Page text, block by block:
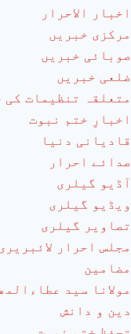
اخبار الاحرار
مرکزی خبریں
صوبائی خبریں
ضلعی خبریں
متعلقہ تنظیمات کی
اخبارِ ختم نبوت
قادیانی دنیا
صدائے احرار
آڈیو گیلری
ویڈیو گیلری
تصاویر گیلری
مجلس احرار
مضامین
مولانا سید
دین و دانش